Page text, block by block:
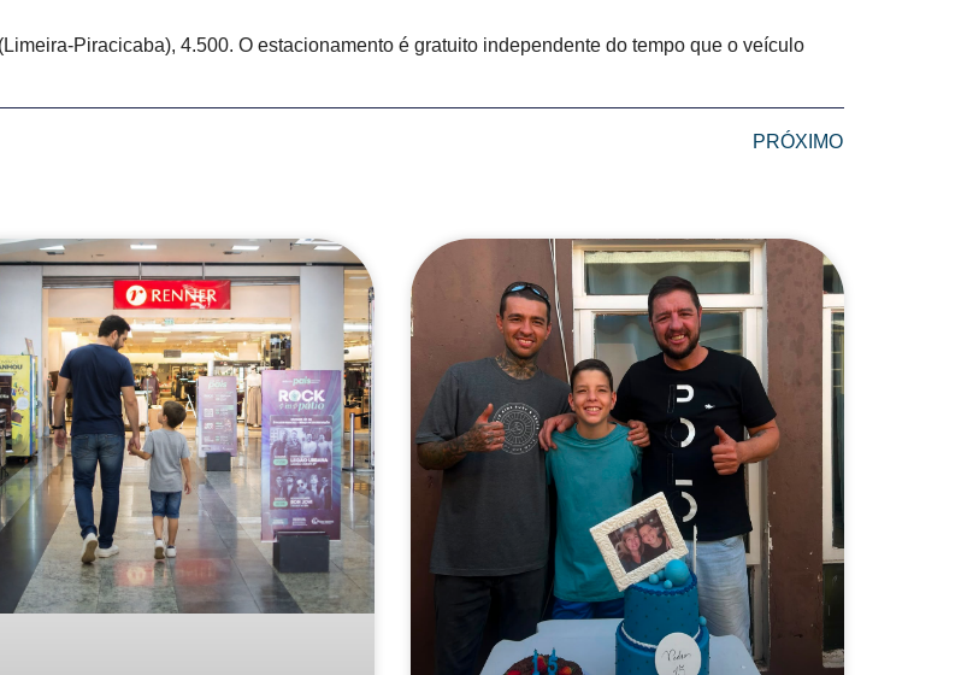
Piracicaba), 4.500. O estacionamento é gratuito independente do tempo que o veículo
PRÓXIMO